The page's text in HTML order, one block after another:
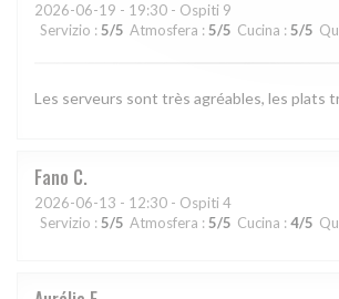
2026-06-19 - 19:30 - Ospiti 9
Servizio : 5/5 Atmosfera : 5/5 Cucina : 5/5
Les serveurs sont très agréables, les plats
Fano C
2026-06-13 - 12:30 - Ospiti 4
Servizio : 5/5 Atmosfera : 5/5 Cucina : 4/5